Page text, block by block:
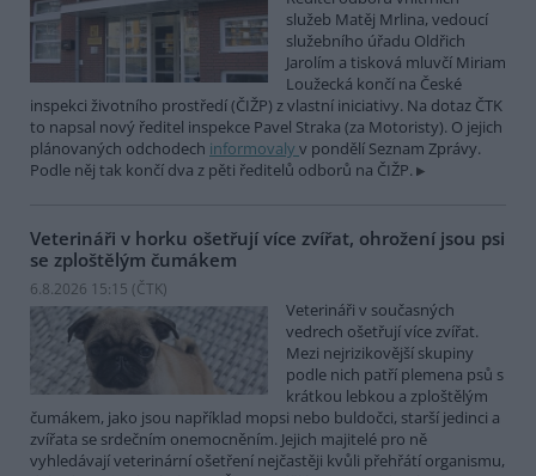
služeb Matěj Mrlina, vedoucí
služebního úřadu Oldřich
Jarolím a tisková mluvčí Miriam
Loužecká končí na České
inspekci životního prostředí (ČIŽP) z vlastní iniciativy. Na dotaz ČTK
to napsal nový ředitel inspekce Pavel Straka (za Motoristy). O jejich
plánovaných odchodech informovaly v pondělí Seznam Zprávy.
Podle něj tak končí dva z pěti ředitelů odborů na ČIŽP.
Veterináři v horku ošetřují více zvířat, ohrožení jsou psi
se zploštělým čumákem
6.8.2026 15:15 (ČTK)
Veterináři v současných
vedrech ošetřují více zvířat.
Mezi nejrizikovější skupiny
podle nich patří plemena psů s
krátkou lebkou a zploštělým
čumákem, jako jsou například mopsi nebo buldočci, starší jedinci a
zvířata se srdečním onemocněním. Jejich majitelé pro ně
vyhledávají veterinární ošetření nejčastěji kvůli přehřátí organismu,